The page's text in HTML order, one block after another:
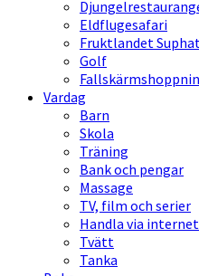
Eldflugesafari
Fruktlandet
Golf
Vardag
Barn
Skola
Träning
Bank och pengar
Massage
TV, film och serier
Handla via internet
Tvätt
Tanka